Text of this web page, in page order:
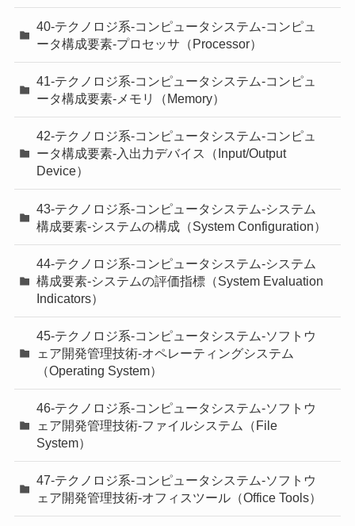
40-テクノロジ系-コンピュータシステム-コンピュ
ータ構成要素-プロセッサ（Processor）
41-テクノロジ系-コンピュータシステム-コンピュ
ータ構成要素-メモリ（Memory）
42-テクノロジ系-コンピュータシステム-コンピュ
ータ構成要素-入出力デバイス（Input/Output
Device）
43-テクノロジ系-コンピュータシステム-システム
構成要素-システムの構成（System Configuration）
44-テクノロジ系-コンピュータシステム-システム
構成要素-システムの評価指標（System Evaluation
Indicators）
45-テクノロジ系-コンピュータシステム-ソフトウ
ェア開発管理技術-オペレーティングシステム
（Operating System）
46-テクノロジ系-コンピュータシステム-ソフトウ
ェア開発管理技術-ファイルシステム（File
System）
47-テクノロジ系-コンピュータシステム-ソフトウ
ェア開発管理技術-オフィスツール（Office Tools）